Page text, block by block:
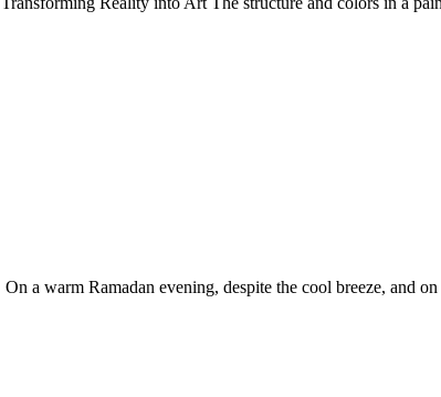
On a warm Ramadan evening, despite the cool breeze, and